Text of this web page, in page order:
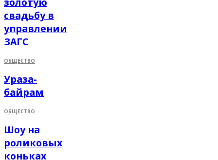
свадьбу в
управлении
ЗАГС
ОБЩЕСТВО
Ураза-
байрам
ОБЩЕСТВО
Шоу на
роликовых
коньках